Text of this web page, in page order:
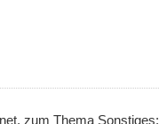
zum Thema Sonstiges: